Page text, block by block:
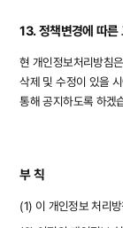
13. 정책변경에 따른
현 개인정보처리방침
삭제 및 수정이 있을
통해 공지하도록 하겠
부 칙
(1) 이 개인정보 처리